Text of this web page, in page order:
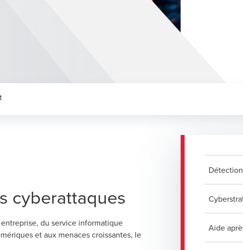
cyberattaques
du service informatique
et aux menaces croissantes, le
Aide